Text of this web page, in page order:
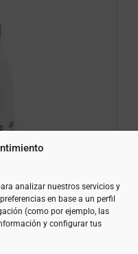
analizar nuestros servicios y
en base a un perfil
(como por ejemplo, las
y configurar tus